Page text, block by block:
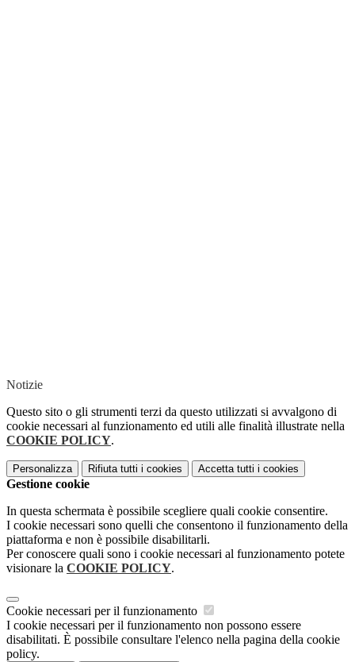
Notizie
Questo sito o gli strumenti terzi da questo utilizzati si avvalgono di
cookie necessari al funzionamento ed utili alle finalità illustrate nella
COOKIE POLICY.
Personalizza Rifiuta tutti i cookies Accetta tutti i cookies
Gestione cookie
In questa schermata è possibile scegliere quali cookie consentire.
I cookie necessari sono quelli che consentono il funzionamento della
piattaforma e non è possibile disabilitarli.
Per conoscere quali sono i cookie necessari al funzionamento potete
visionare la COOKIE POLICY.
Cookie necessari per il funzionamento
I cookie necessari per il funzionamento non possono essere
disabilitati. È possibile consultare l'elenco nella pagina della cookie
policy.